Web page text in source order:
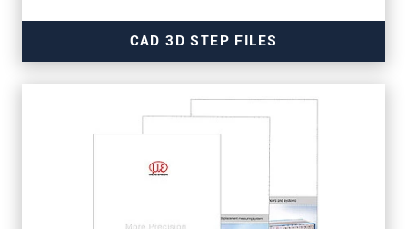
CAD 3D STEP FILES